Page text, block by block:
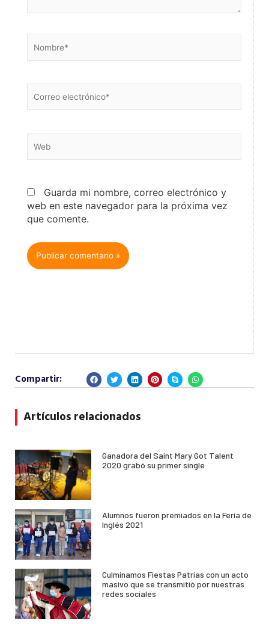
electrónico*
Guarda mi nombre, correo electrónico y
web en este navegador para la próxima vez
que comente.
Compartir:
Artículos relacionados
Ganadora del Saint Mary Got Talent
2020 grabó su primer single
Alumnos fueron premiados en la Feria de
Inglés 2021
Culminamos Fiestas Patrias con un acto
masivo que se transmitió por nuestras
redes sociales